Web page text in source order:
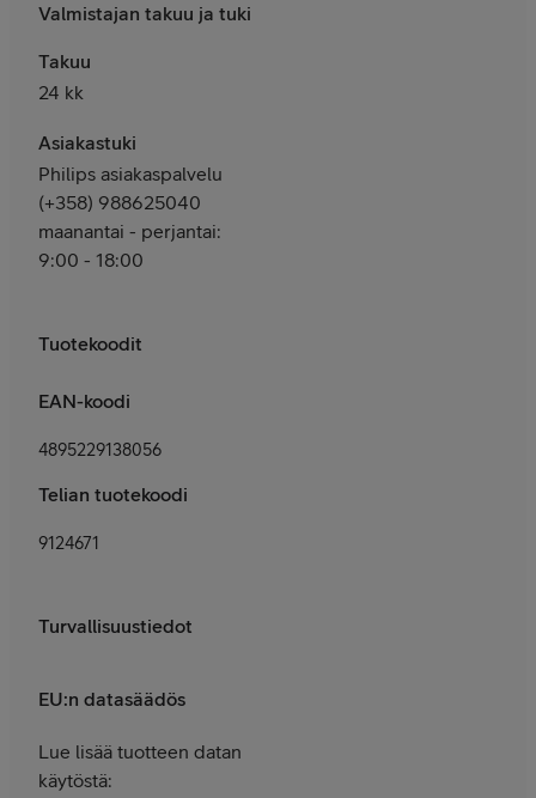
Valmistajan takuu ja tuki
Takuu
24 kk
Asiakastuki
Philips asiakaspalvelu
(+358) 988625040
maanantai - perjantai:
9:00 - 18:00
Tuotekoodit
EAN-koodi
4895229138056
Telian tuotekoodi
9124671
Turvallisuustiedot
EU:n datasäädös
Lue lisää tuotteen datan
käytöstä: